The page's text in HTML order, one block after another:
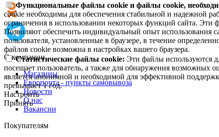
Функциональные файлы cookie и файлы cookie,
cookie необходимы для обеспечения стабильной и надежной
ограничения в использовании некоторых функций сайта. Эти
Позволяют обеспечить индивидуальный опыт использования
пользователя, установленные в браузере, в течение
файлов cookie возможна в настройках вашего браузера.
Статистические файлы cookie: Эти файлы используются
посещает пользователь, а также для обнаружения возможных
является анонимной и необходимой для эффективной
превышает 1 год.
Настроить
Принять
О компании
Магазины
Европочта - пункты самовывоза
Новости
О нас
Вакансии
Покупателям